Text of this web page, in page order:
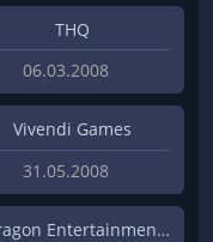
THQ
06.03.2008
Vivendi Games
31.05.2008
astragon Entertainment GmbH